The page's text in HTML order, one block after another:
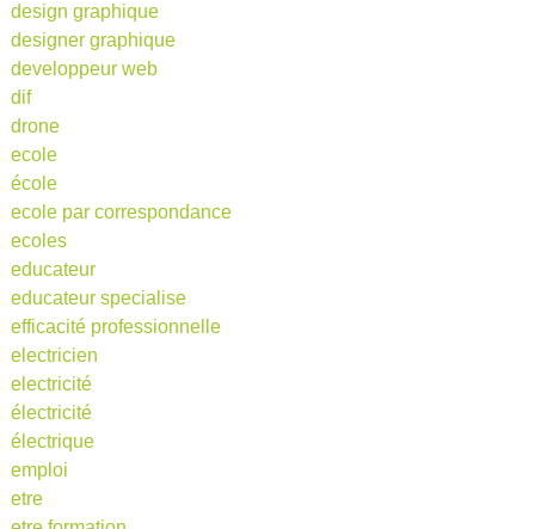
design graphique
designer graphique
developpeur web
dif
drone
ecole
école
ecole par correspondance
ecoles
educateur
educateur specialise
efficacité professionnelle
electricien
electricité
électricité
électrique
emploi
etre